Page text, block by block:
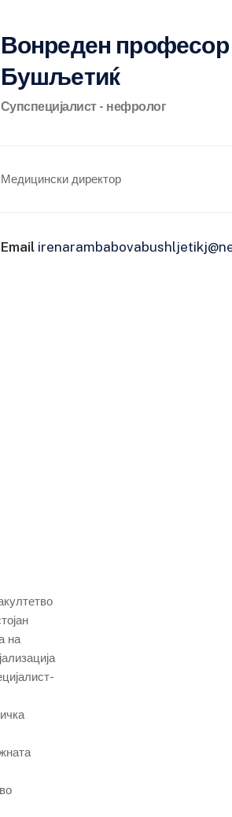
Вонреден
Бушљетиќ
Супспецијалист - нефролог
Медицински директор
Email
на